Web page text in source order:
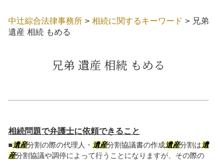
中辻綜合法律事務所 > 相続に関するキーワード > 兄弟
遺産 相続 もめる
兄弟 遺産 相続 もめる
相続問題で弁護士に依頼できること
■遺産分割の際の代理人・ 遺産分割協議書の作成遺産分割は遺
産分割協議や調停によって行うことになりますが、その際の